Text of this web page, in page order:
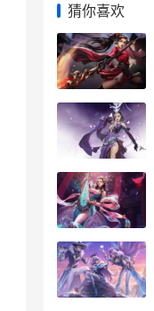
猜你喜欢